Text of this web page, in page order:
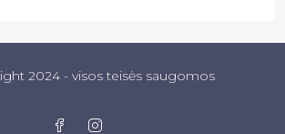
2024 - visos teisės saugomos